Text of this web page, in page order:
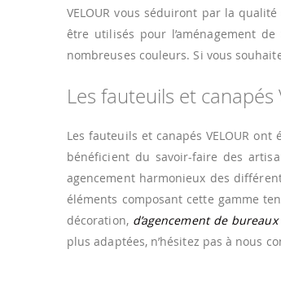
VELOUR vous séduiront par la
être utilisés pour l’aménagement
nombreuses couleurs. Si vous
Les fauteuils et
Les fauteuils et canapés VELOUR
bénéficient du savoir-faire des
agencement harmonieux des
éléments composant cette gamme
décoration, d’agencement de bureaux
plus adaptées, n’hésitez pas à nous